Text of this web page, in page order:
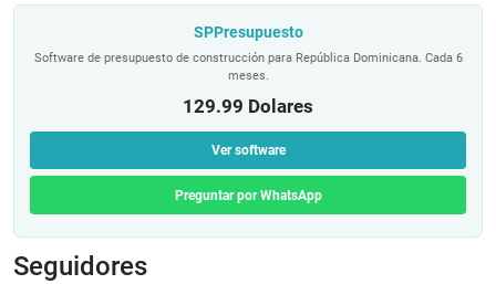
SPPresupuesto
Software de presupuesto de construcción para República Dominicana. Cada 6
meses.
129.99 Dolares
Ver software
Preguntar por WhatsApp
Seguidores